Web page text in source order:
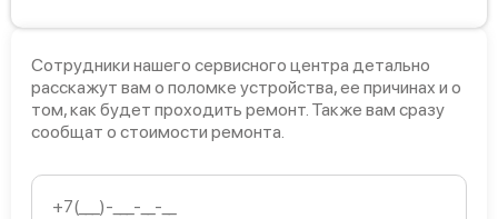
Сотрудники нашего сервисного центра детально
расскажут вам о поломке устройства, ее причинах и о
том, как будет проходить ремонт. Также вам сразу
сообщат о стоимости ремонта.